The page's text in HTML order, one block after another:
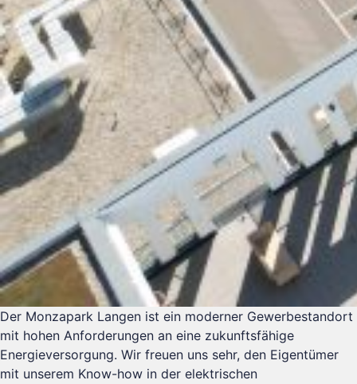
Der Monzapark Langen ist ein moderner Gewerbestandort
mit hohen Anforderungen an eine zukunftsfähige
Energieversorgung. Wir freuen uns sehr, den Eigentümer
mit unserem Know-how in der elektrischen